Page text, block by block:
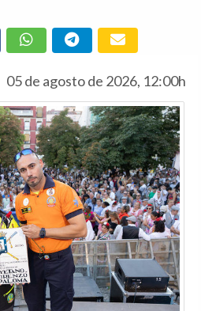
05 de agosto de 2026, 12:00h